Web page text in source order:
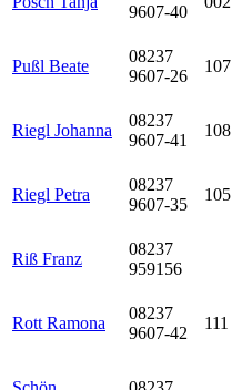
9607-40
Pußl Beate
08237
9607-26
107
Riegl Johanna
08237
9607-41
108
Riegl Petra
08237
9607-35
105
Riß Franz
08237
959156
Rott Ramona
08237
9607-42
111